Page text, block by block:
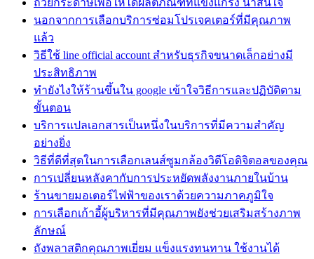
ถ้วยกระดาษเพื่อให้ได้ผลิตภัณฑ์ที่แข็งแกร่ง น่าสนใจ
นอกจากการเลือกบริการซ่อมโปรเจคเตอร์ที่มีคุณภาพ
แล้ว
วิธีใช้ line official account สำหรับธุรกิจขนาดเล็กอย่างมี
ประสิทธิภาพ
ทํายังไงให้ร้านขึ้นใน google เข้าใจวิธีการและปฏิบัติตาม
ขั้นตอน
บริการแปลเอกสารเป็นหนึ่งในบริการที่มีความสำคัญ
อย่างยิ่ง
วิธีที่ดีที่สุดในการเลือกเลนส์ซูมกล้องวิดีโอดิจิตอลของคุณ
การเปลี่ยนหลังคากับการประหยัดพลังงานภายในบ้าน
ร้านขายมอเตอร์ไฟฟ้าของเราด้วยความภาคภูมิใจ
การเลือกเก้าอี้ผู้บริหารที่มีคุณภาพยังช่วยเสริมสร้างภาพ
ลักษณ์
ถังพลาสติกคุณภาพเยี่ยม แข็งแรงทนทาน ใช้งานได้